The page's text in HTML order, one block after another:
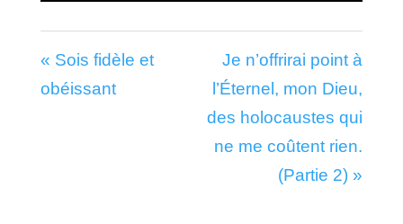
Play Mute Settings
Enter
« Sois fidèle et
obéissant
Je n’offrirai point à
l’Éternel, mon Dieu,
des holocaustes qui
ne me coûtent rien.
(Partie 2) »